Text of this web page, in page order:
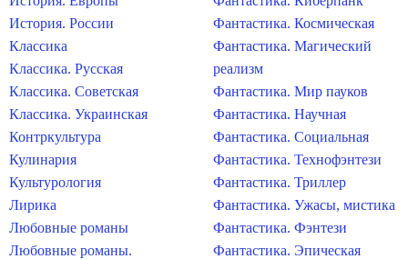
История. России
Классика
Классика. Русская
Классика. Советская
Классика. Украинская
Контркультура
Кулинария
Культурология
Лирика
Любовные романы
Любовные романы.
Фантастика. Космическая
Фантастика. Магический
реализм
Фантастика. Мир пауков
Фантастика. Научная
Фантастика. Социальная
Фантастика. Технофэнтези
Фантастика. Триллер
Фантастика. Ужасы, мистика
Фантастика. Фэнтези
Фантастика. Эпическая